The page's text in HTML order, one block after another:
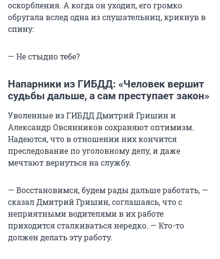
оскорбления. А когда он уходил, его громко
обругала вслед одна из слушательниц, крикнув в
спину:
— Не стыдно тебе?
Напарники из ГИБДД: «Человек вершит
судьбы дальше, а сам преступает закон»
Уволенные из ГИБДД Дмитрий Гришин и
Александр Овсянников сохраняют оптимизм.
Надеются, что в отношении них кончится
преследование по уголовному делу, и даже
мечтают вернуться на службу.
— Восстановимся, будем рады дальше работать, —
сказал Дмитрий Гришин, соглашаясь, что с
неприятными водителями в их работе
приходится сталкиваться нередко. — Кто-то
должен делать эту работу.